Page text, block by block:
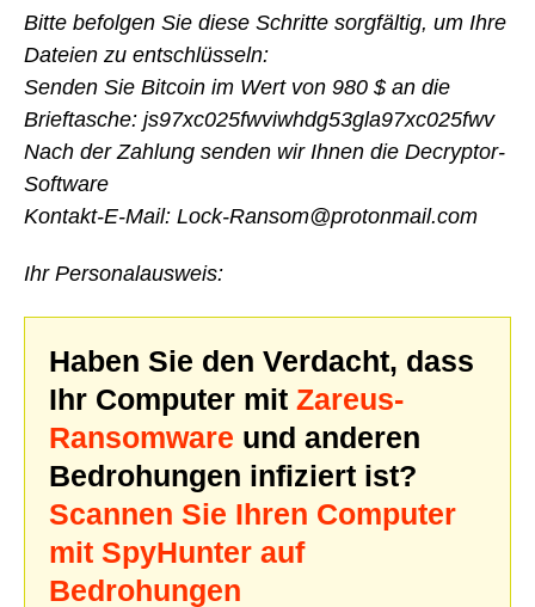
Bitte befolgen Sie diese Schritte sorgfältig, um Ihre
Dateien zu entschlüsseln:
Senden Sie Bitcoin im Wert von 980 $ an die
Brieftasche: js97xc025fwviwhdg53gla97xc025fwv
Nach der Zahlung senden wir Ihnen die Decryptor-
Software
Kontakt-E-Mail: Lock-Ransom@protonmail.com
Ihr Personalausweis:
Haben Sie den Verdacht, dass
Ihr Computer mit Zareus-
Ransomware und anderen
Bedrohungen infiziert ist?
Scannen Sie Ihren Computer
mit SpyHunter auf
Bedrohungen